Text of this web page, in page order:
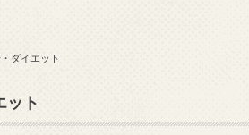
ダイエット
ット